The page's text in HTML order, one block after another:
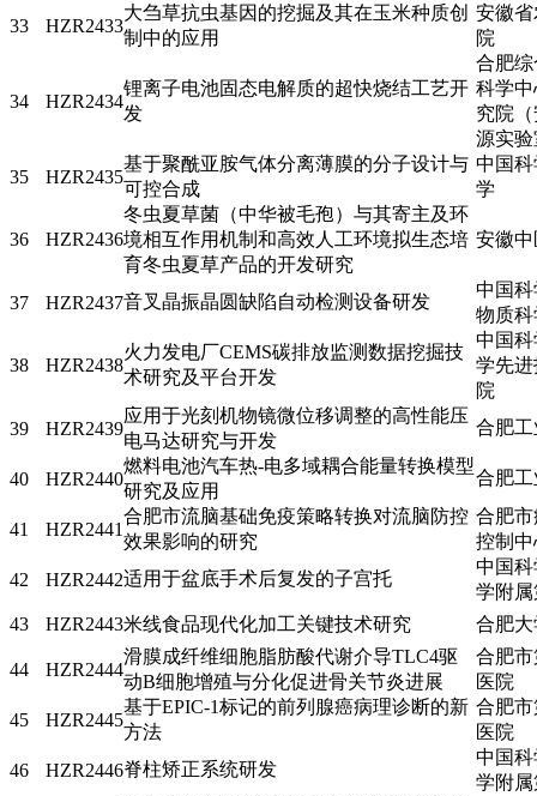
33 HZR2433
大刍草抗虫基因的挖掘及其在玉米种质创
制中的应用
安徽
院
34 HZR2434
锂离子电池固态电解质的超快烧结工艺开
发
合肥
科学
究院
源实
35
HZR2435
基于聚酰亚胺气体分离薄膜的分子设计与
可控合成
中国
学
36 HZR2436
冬虫夏草菌（中华被毛孢）与其寄主及环
境相互作用机制和高效人工环境拟生态培
育冬虫夏草产品的开发研究
安徽
37 HZR2437音叉晶振晶圆缺陷自动检测设备研发
中国
物质
38 HZR2438
火力发电厂CEMS碳排放监测数据挖掘技
术研究及平台开发
中国
学先
院
39
HZR2439
应用于光刻机物镜微位移调整的高性能压
电马达研究与开发
合肥
40 HZR2440
燃料电池汽车热-电多域耦合能量转换模型
研究及应用
合肥
41 HZR2441
合肥市流脑基础免疫策略转换对流脑防控
效果影响的研究
合肥
控制中
42
HZR2442适用于盆底手术后复发的子宫托
中国
学附
43
HZR2443米线食品现代化加工关键技术研究 合肥大
44 HZR2444
滑膜成纤维细胞脂肪酸代谢介导TLC4驱
动B细胞增殖与分化促进骨关节炎进展
合肥
医院
45
HZR2445
基于EPIC-1标记的前列腺癌病理诊断的新
方法
合肥
医院
46
HZR2446脊柱矫正系统研发
中国
学附